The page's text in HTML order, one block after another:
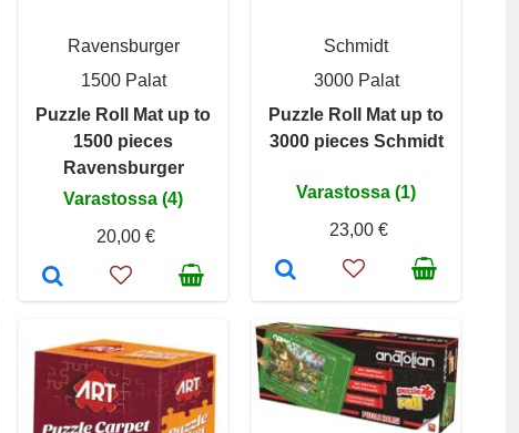
Ravensburger
1500 Palat
Puzzle Roll Mat up to
1500 pieces
Ravensburger
Varastossa (4)
20,00 €
Schmidt
3000 Palat
Puzzle Roll Mat up to
3000 pieces Schmidt
Varastossa (1)
23,00 €